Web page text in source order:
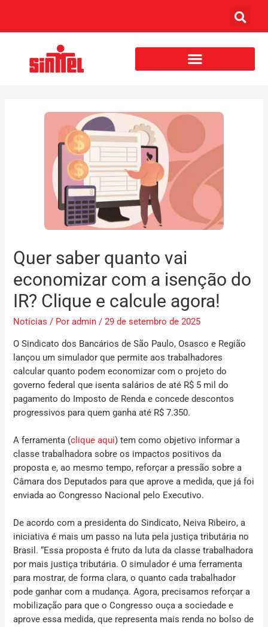
Quer saber quanto vai
economizar com a isenção do
IR? Clique e calcule agora!
Notícias / Poradmin /29 de setembro de 2025
O Sindicato dos Bancários de São Paulo, Osasco e Região
lançou um simulador que permite aos trabalhadores
calcular quanto podem economizar com o projeto do
governo federal que isenta salários de até R$ 5 mil do
pagamento do Imposto de Renda e concede descontos
progressivos para quem ganha até R$ 7.350.
A ferramenta (clique aqui) tem como objetivo informar a
classe trabalhadora sobre os impactos positivos da
proposta e, ao mesmo tempo, reforçar a pressão sobre a
Câmara dos Deputados para que aprove a medida, que já foi
enviada ao Congresso Nacional pelo Executivo.
De acordo com a presidenta do Sindicato, Neiva Ribeiro, a
iniciativa é mais um passo na luta pela justiça tributária no
Brasil. “Essa proposta é fruto da luta da classe trabalhadora
por mais justiça tributária. O simulador é uma ferramenta
para mostrar, de forma clara, o quanto cada trabalhador
pode ganhar com a mudança. Agora, precisamos reforçar a
mobilização para que o Congresso ouça a sociedade e
aprove essa medida, que representa mais renda no bolso de